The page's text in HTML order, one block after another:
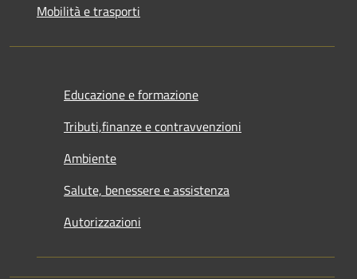
Mobilità e trasporti
Educazione e formazione
Tributi,finanze e contravvenzioni
Ambiente
Salute, benessere e assistenza
Autorizzazioni